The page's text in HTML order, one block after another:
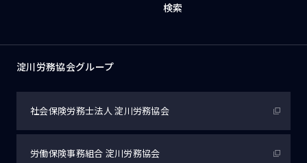
検索
淀川労務協会グループ
社会保険労務士法人淀川労務協会
労働保険事務組合 淀川労務協会